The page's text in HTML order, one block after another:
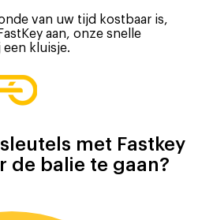
van uw tijd kostbaar is,
aan, onze snelle
kluisje.
met Fastkey
de balie te gaan?